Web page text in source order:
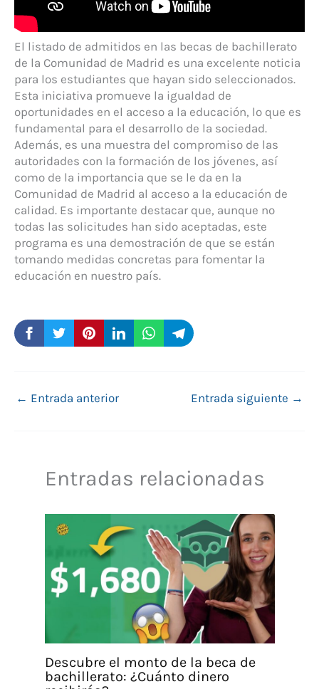
El listado de admitidos en las becas de bachillerato
de la Comunidad de Madrid es una excelente noticia
para los estudiantes que hayan sido seleccionados.
Esta iniciativa promueve la igualdad de
oportunidades en el acceso a la educación, lo que es
fundamental para el desarrollo de la sociedad.
Además, es una muestra del compromiso de las
autoridades con la formación de los jóvenes, así
como de la importancia que se le da en la
Comunidad de Madrid al acceso a la educación de
calidad. Es importante destacar que, aunque no
todas las solicitudes han sido aceptadas, este
programa es una demostración de que se están
tomando medidas concretas para fomentar la
educación en nuestro país.
← Entrada anterior Entrada siguiente →
Entradas relacionadas
Descubre el monto de la beca de
bachillerato: ¿Cuánto dinero